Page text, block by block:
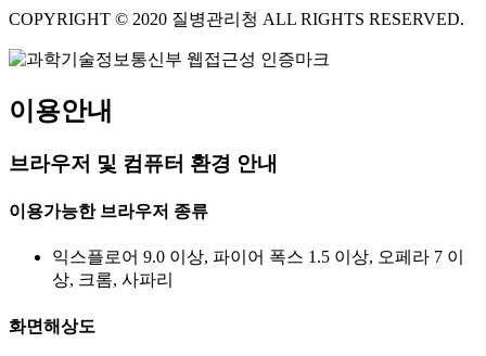
COPYRIGHT © 2020 질병관리청 ALL RIGHTS RESERVED.
이용안내
브라우저 및 컴퓨터 환경 안내
이용가능한 브라우저 종류
익스플로어 9.0 이상, 파이어 폭스 1.5 이상, 오페라 7 이
상, 크롬, 사파리
화면해상도